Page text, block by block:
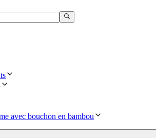
avec bouchon en bambou